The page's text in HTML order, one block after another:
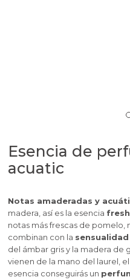
Esencia de
acuatic
Notas amaderadas y
madera, así es la esencia
notas más frescas de pomelo,
combinan con la sensualidad
del ámbar gris y la madera de
vienen de la mano del laurel,
esencia conseguirás un